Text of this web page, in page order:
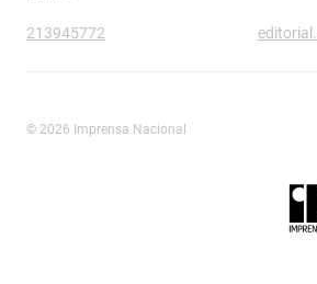
213945772
© 2026 Imprensa Nacional